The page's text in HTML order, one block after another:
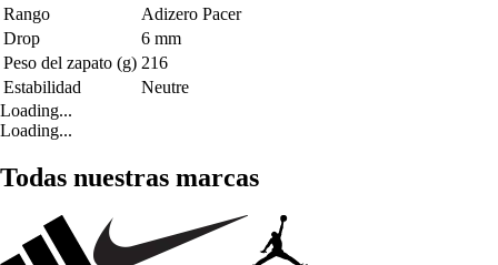
Rango
Adizero Pacer
Drop
6 mm
Peso del zapato (g) 216
Estabilidad
Neutre
Loading...
Loading...
Todas nuestras marcas